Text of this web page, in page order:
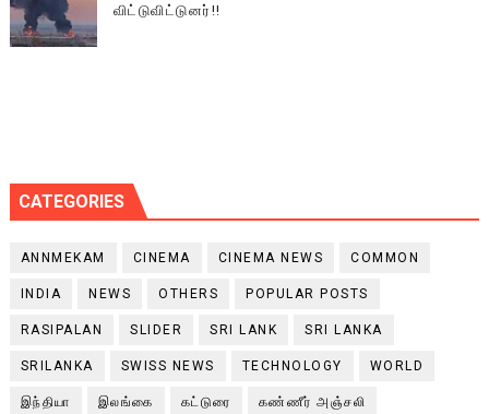
விட்டுவிட்டுனர்!!
CATEGORIES
ANNMEKAM CINEMA CINEMA NEWS COMMON
INDIA NEWS OTHERS POPULAR POSTS
RASIPALAN SLIDER SRI LANK SRI LANKA
SRILANKA SWISS NEWS TECHNOLOGY WORLD
இந்தியா இலங்கை கட்டுரை கண்ணீர் அஞ்சலி